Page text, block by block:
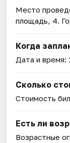
Место
площадь, 4.
Когда
Дата и время:
Сколько
Стоимость
Есть ли
Возрастные